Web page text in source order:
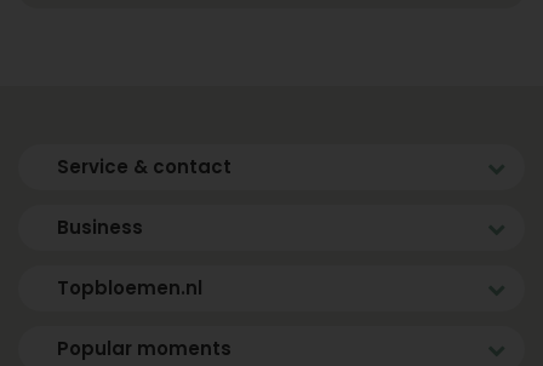
Service & contact
Business
Topbloemen.nl
Popular moments